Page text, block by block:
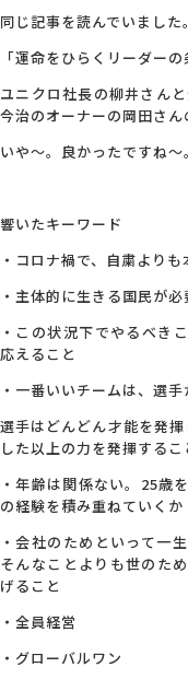
同じ記事を読んでいました。
「運命をひらくリーダーの
ユニクロ社長の柳井さん
今治のオーナーの岡田さん
いや～。良かったですね～。
響いたキーワード
・コロナ禍で、自粛より
・主体的に生きる国民が必
・この状況下でやるべき
応えること
・一番いいチームは、選
選手はどんどん才能を発
した以上の力を発揮するこ
・年齢は関係ない。25歳
の経験を積み重ねていくか
・会社のためといって一
そんなことよりも世のた
げること
・全員経営
・グローバルワン